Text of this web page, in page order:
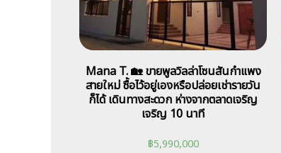
Mana T. 🏡 ขายพูลวิลล่าโซนสันกำแพง
สายใหม่ ซื้อไว้อยู่เองหรือปล่อยเช่ารายวัน
ก็ได้ เดินทางสะดวก ห่างจากตลาดเจริญ
เจริญ 10 นาที
฿5,990,000